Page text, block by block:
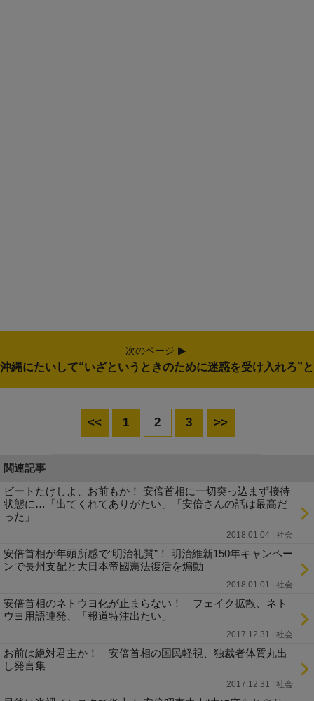
次のページ
沖縄にたいして“いざというときのために迷惑を受け入れろ”と
<< 1 2 3 >>
関連記事
ビートたけしよ、お前もか！ 安倍首相に一切突っ込まず接待
状態に…「出てくれてありがたい」「安倍さんの話は最高だ
った」
2018.01.04 | 社会
安倍首相が年頭所感で“明治礼賛”！ 明治維新150年キャンペー
ンで長州支配と大日本帝國憲法復活を煽動
2018.01.01 | 社会
安倍首相のネトウヨ化が止まらない！ フェイク拡散、ネト
ウヨ用語連発、「報道特注出たい」
2017.12.31 | 社会
お前は絶対君主か！ 安倍首相の国民軽視、独裁者体質丸出
し発言集
2017.12.31 | 社会